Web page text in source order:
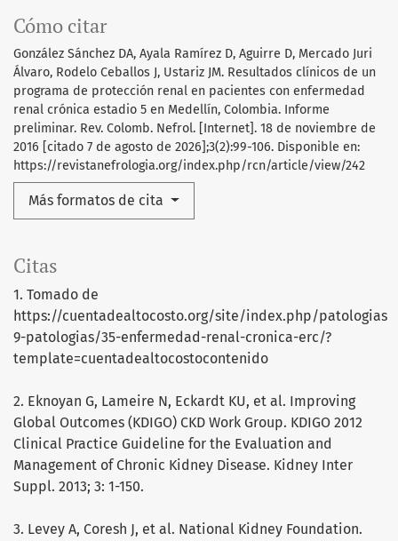
Cómo citar
González Sánchez DA, Ayala Ramírez D, Aguirre D, Mercado Juri
Álvaro, Rodelo Ceballos J, Ustariz JM. Resultados clínicos de un
programa de protección renal en pacientes con enfermedad
renal crónica estadio 5 en Medellín, Colombia. Informe
preliminar. Rev. Colomb. Nefrol. [Internet]. 18 de noviembre de
2016 [citado 7 de agosto de 2026];3(2):99-106. Disponible en:
https://revistanefrologia.org/index.php/rcn/article/view/242
Más formatos de cita
Citas
1. Tomado de
https://cuentadealtocosto.org/site/index.php/patologias
9-patologias/35-enfermedad-renal-cronica-erc/?
template=cuentadealtocostocontenido
2. Eknoyan G, Lameire N, Eckardt KU, et al. Improving
Global Outcomes (KDIGO) CKD Work Group. KDIGO 2012
Clinical Practice Guideline for the Evaluation and
Management of Chronic Kidney Disease. Kidney Inter
Suppl. 2013; 3: 1-150.
3. Levey A, Coresh J, et al. National Kidney Foundation.